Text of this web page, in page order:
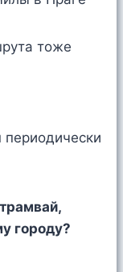
тоже
периодически
городу?